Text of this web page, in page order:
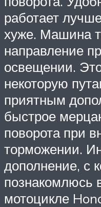
работает
хуже. Машина
направление
освещении.
некоторую
приятным
быстрое
поворота при
торможении.
дополнение, с
познакомлюсь
мотоцикле